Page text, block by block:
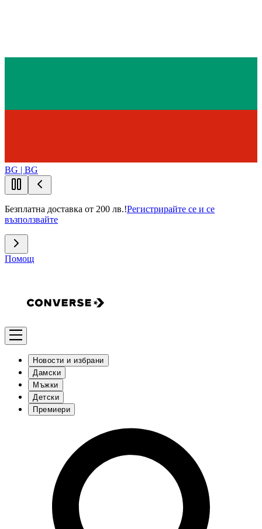
BG | BG
Безплатна доставка от 200 лв.!Регистрирайте се и се
възползвайте
Помощ
Новости и избрани
Дамски
Мъжки
Детски
Премиери